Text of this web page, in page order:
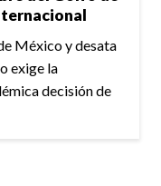
México y desata
exige la
decisión de